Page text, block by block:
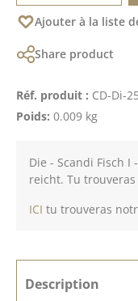
Ajouter à la liste
Share product
Réf. produit : CD-Di-
Poids: 0.009 kg
Die - Scandi Fisch
reicht. Tu
ICI tu trouveras
Description